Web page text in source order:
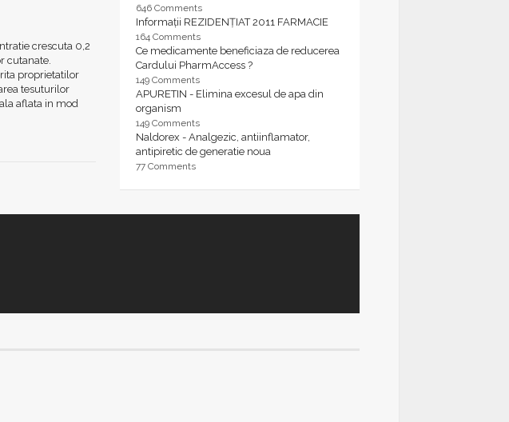
crescuta 0,2
cutanate.
proprietatilor
tesuturilor
aflata in mod
646 Comments
Informații REZIDENȚIAT 2011 FARMACIE
164 Comments
Ce medicamente beneficiaza de reducerea
Cardului PharmAccess ?
149 Comments
APURETIN - Elimina excesul de apa din
organism
149 Comments
Naldorex - Analgezic, antiinflamator,
antipiretic de generatie noua
77 Comments